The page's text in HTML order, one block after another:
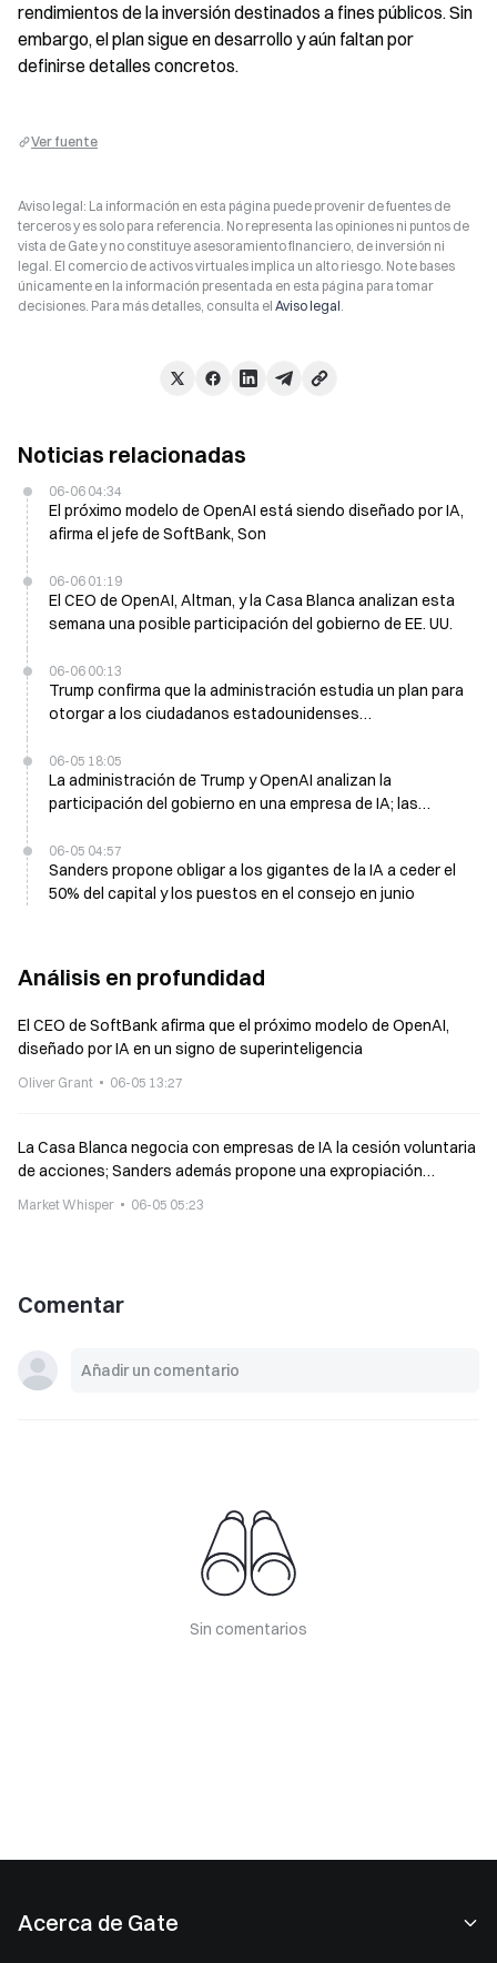
rendimientos de la inversión destinados a fines públicos. Sin
embargo, el plan sigue en desarrollo y aún faltan por
definirse detalles concretos.
Ver fuente
Aviso legal: La información en esta página puede provenir de fuentes de
terceros y es solo para referencia. No representa las opiniones ni puntos de
vista de Gate y no constituye asesoramiento financiero, de inversión ni
legal. El comercio de activos virtuales implica un alto riesgo. No te bases
únicamente en la información presentada en esta página para tomar
decisiones. Para más detalles, consulta el Aviso legal.
Noticias relacionadas
06-06 04:34
El próximo modelo de OpenAI está siendo diseñado por IA,
afirma el jefe de SoftBank, Son
06-06 01:19
El CEO de OpenAI, Altman, y la Casa Blanca analizan esta
semana una posible participación del gobierno de EE. UU.
06-06 00:13
Trump confirma que la administración estudia un plan para
otorgar a los ciudadanos estadounidenses
06-05 18:05
La administración de Trump y OpenAI analizan la
participación del gobierno en una empresa de IA; las
06-05 04:57
Sanders propone obligar a los gigantes de la IA a ceder el
50% del capital y los puestos en el consejo en junio
Análisis en profundidad
El CEO de SoftBank afirma que el próximo modelo de OpenAI,
diseñado por IA en un signo de superinteligencia
Oliver Grant 06-05 13:27
La Casa Blanca negocia con empresas de IA la cesión voluntaria
de acciones; Sanders además propone una expropiación
Market Whisper 06-05 05:23
Comentar
Sin comentarios
Acerca de Gate